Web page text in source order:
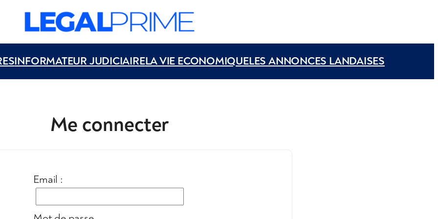
INFORMATEUR JUDICIAIRELA VIE ECONOMIQUELES ANNONCES LANDAISES
Me connecter
Email :